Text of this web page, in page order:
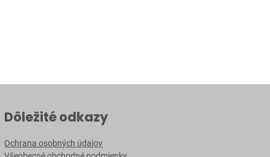
Dôležité odkazy
Ochrana osobných údajov